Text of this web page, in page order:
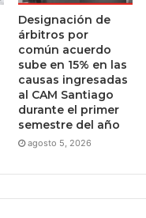
Designación de
árbitros por
común acuerdo
sube en 15% en las
causas ingresadas
al CAM Santiago
durante el primer
semestre del año
agosto 5, 2026